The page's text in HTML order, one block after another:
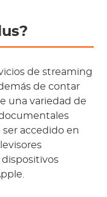
de streaming
de contar
una variedad de
ser accedido en